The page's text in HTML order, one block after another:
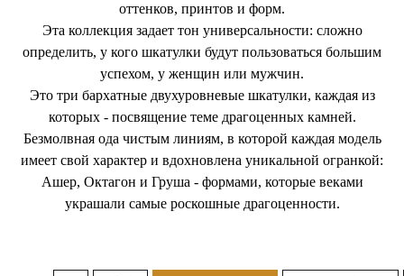
оттенков, принтов и форм.
Эта коллекция задает тон универсальности: сложно
определить, у кого шкатулки будут пользоваться большим
успехом, у женщин или мужчин.
Это три бархатные двухуровневые шкатулки, каждая из
которых - посвящение теме драгоценных камней.
Безмолвная ода чистым линиям, в которой каждая модель
имеет свой характер и вдохновлена уникальной огранкой:
Ашер, Октагон и Груша - формами, которые веками
украшали самые роскошные драгоценности.